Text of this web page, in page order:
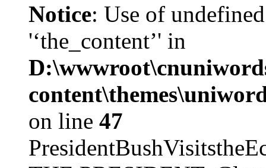
Notice: Use of
'‘the_content’' in
on line 47